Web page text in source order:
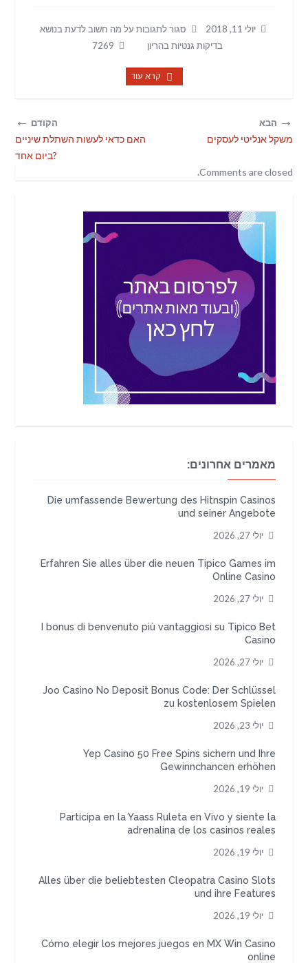
יולי 11, 2018 סגור לתגובות על מה חשוב לדעת בנושא
בדיקות גנטיות בהריון
קרא עוד
← הקודם
האם כדאי לעשות השתלת שיניים
ביום אחד?
→
משקל אנליטי לעסקים
Comments are closed.
מאמרים אחרונים:
Die umfassende Bewertung des Hitnspin Casinos
und seiner Angebote
יולי 27, 2026
Erfahren Sie alles über die neuen Tipico Games im
Online Casino
יולי 27, 2026
I bonus di benvenuto più vantaggiosi su Tipico Bet
Casino
יולי 27, 2026
Joo Casino No Deposit Bonus Code: Der Schlüssel
zu kostenlosem Spielen
יולי 23, 2026
Yep Casino 50 Free Spins sichern und Ihre
Gewinnchancen erhöhen
יולי 19, 2026
Participa en la Yaass Ruleta en Vivo y siente la
adrenalina de los casinos reales
יולי 19, 2026
Alles über die beliebtesten Cleopatra Casino Slots
und ihre Features
יולי 19, 2026
Cómo elegir los mejores juegos en MX Win Casino
online